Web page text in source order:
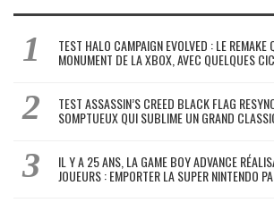
TEST HALO CAMPAIGN EVOLVED : LE REMAKE
MONUMENT DE LA XBOX, AVEC QUELQUES
TEST ASSASSIN’S CREED BLACK FLAG
SOMPTUEUX QUI SUBLIME UN GRAND
IL Y A 25 ANS, LA GAME BOY ADVANCE
JOUEURS : EMPORTER LA SUPER NINTENDO